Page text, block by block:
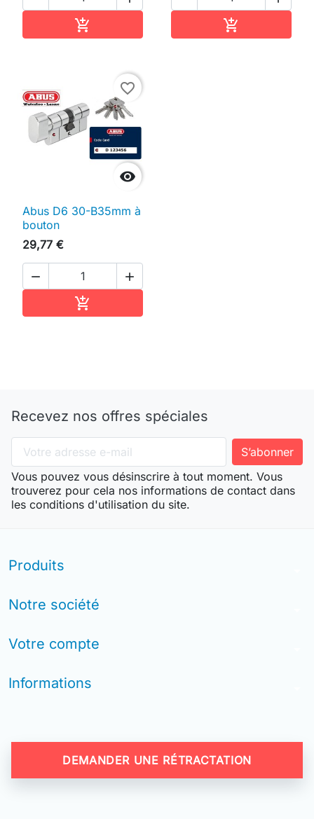
 

favorite_border
Abus D6 30-B35mm à
bouton
29,77 €
 

Recevez nos offres spéciales
Vous pouvez vous désinscrire à tout moment. Vous
trouverez pour cela nos informations de contact dans
les conditions d'utilisation du site.
Produits
Notre société
Votre compte
Informations
DEMANDER UNE RÉTRACTATION